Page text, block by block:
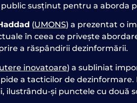
susținut pentru a aborda
(UMONS) a prezentat o
în ceea ce privește
a răspândirii dezinformării.
inovatoare) a subliniat
a tacticilor de
ilustrându-și punctele cu două